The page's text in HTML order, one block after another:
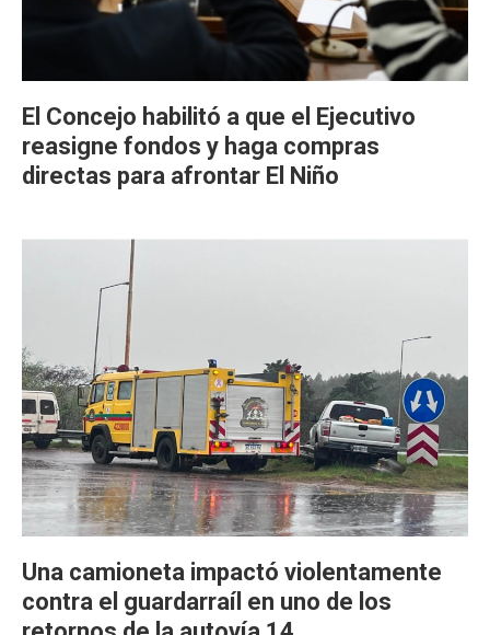
El Concejo habilitó a que el Ejecutivo
reasigne fondos y haga compras
directas para afrontar El Niño
Una camioneta impactó violentamente
contra el guardarraíl en uno de los